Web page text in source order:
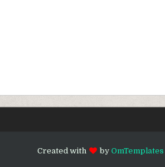
Created with by OmTemplates